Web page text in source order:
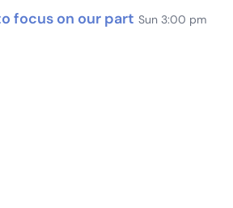
focus on our part Sun 3:00 pm